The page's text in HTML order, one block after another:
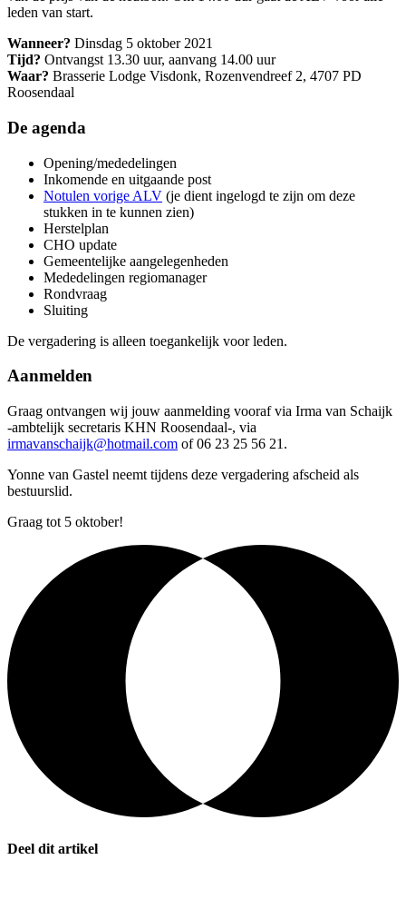
leden van start.
Wanneer? Dinsdag 5 oktober 2021
Tijd? Ontvangst 13.30 uur, aanvang 14.00 uur
Waar? Brasserie Lodge Visdonk, Rozenvendreef 2, 4707 PD
Roosendaal
De agenda
Opening/mededelingen
Inkomende en uitgaande post
Notulen vorige ALV (je dient ingelogd te zijn om deze
stukken in te kunnen zien)
Herstelplan
CHO update
Gemeentelijke aangelegenheden
Mededelingen regiomanager
Rondvraag
Sluiting
De vergadering is alleen toegankelijk voor leden.
Aanmelden
Graag ontvangen wij jouw aanmelding vooraf via Irma van Schaijk
-ambtelijk secretaris KHN Roosendaal-, via
irmavanschaijk@hotmail.com of 06 23 25 56 21.
Yonne van Gastel neemt tijdens deze vergadering afscheid als
bestuurslid.
Graag tot 5 oktober!
Deel dit artikel